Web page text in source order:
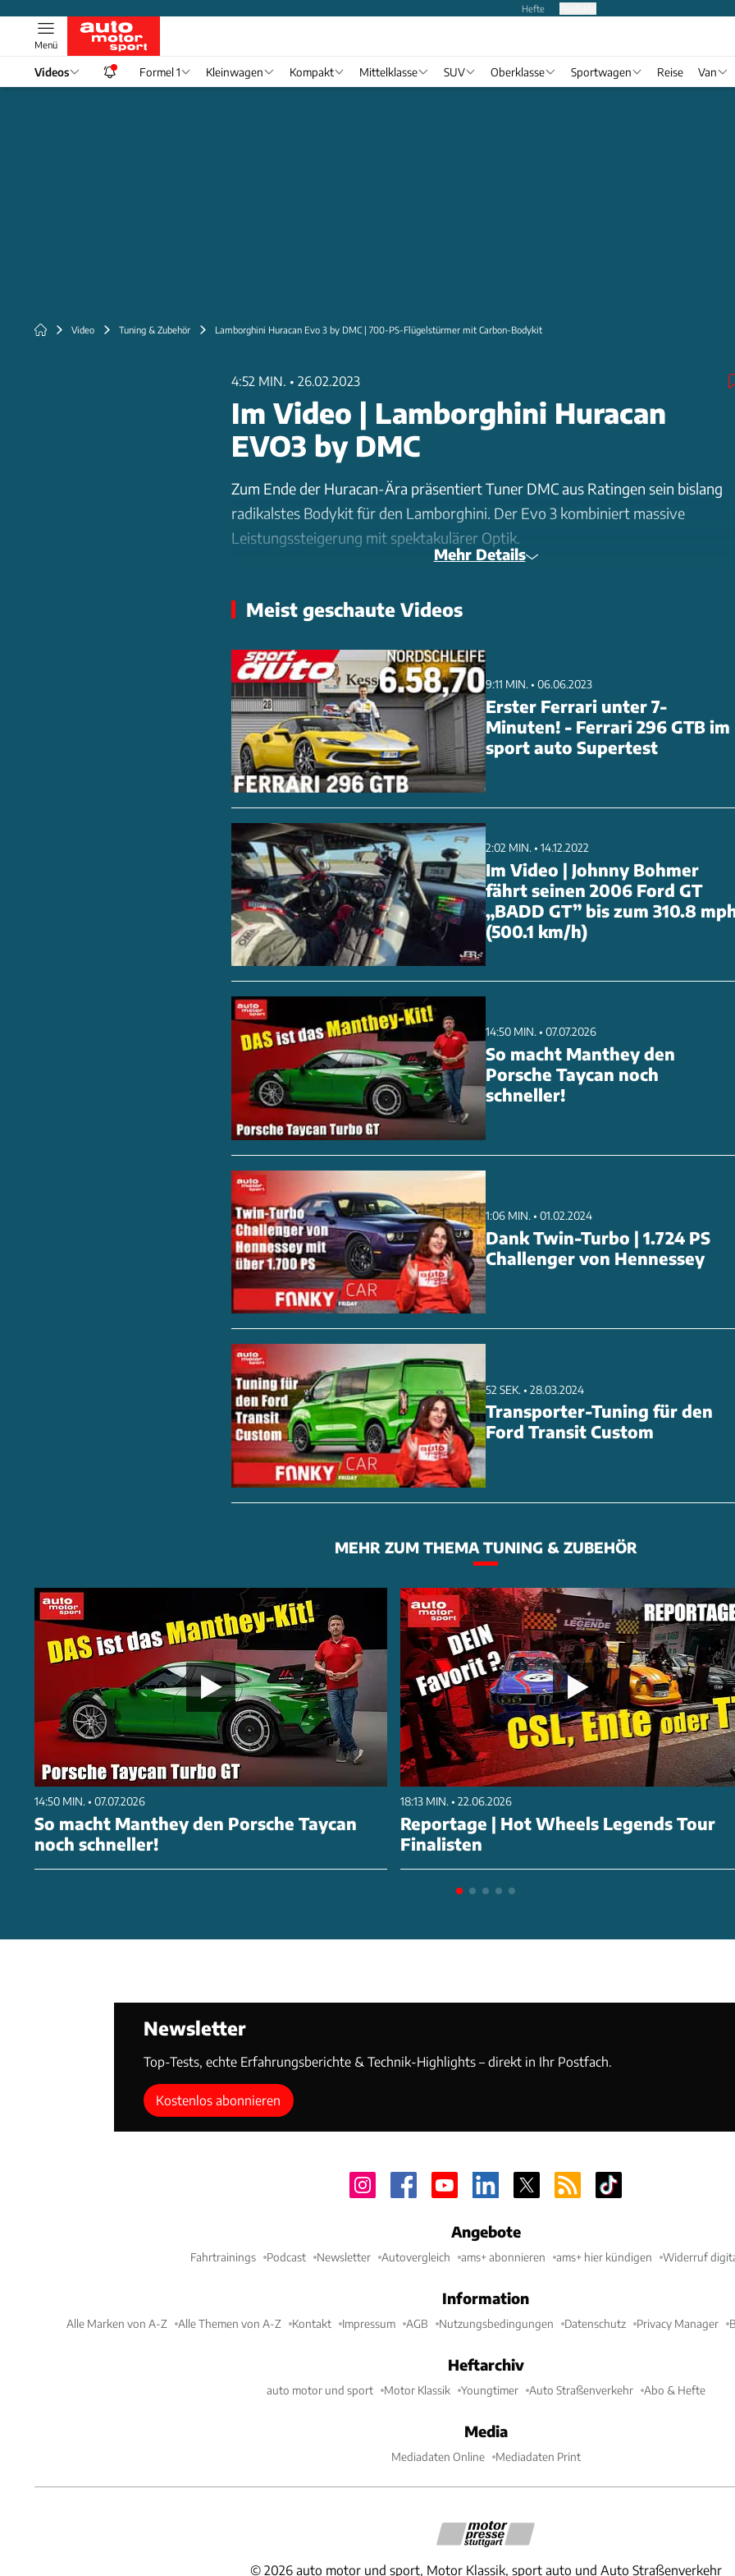
Hefte
Menü
Videos Formel 1 Kleinwagen Kompakt Mittelklasse SUV Oberklasse Sportwagen Reise Van
Video Tuning & Zubehör Lamborghini Huracan Evo 3 by DMC | 700-PS-Flügelstürmer mit Carbon-Bodykit
4:52 MIN. • 26.02.2023
Im Video | Lamborghini Huracan
EVO3 by DMC
Zum Ende der Huracan-Ära präsentiert Tuner DMC aus Ratingen sein bislang
radikalstes Bodykit für den Lamborghini. Der Evo 3 kombiniert massive
Leistungssteigerung mit spektakulärer Optik.
Abgasanlage. Das Ergebnis: 700 PS und ein noch intensiverer Sound. Optisch
verfügt über Luftkanäle, ist aber alltagstauglicher als das Original. Zusätzliche
Carbon-Luftführungen auf der Motorhaube verbessern die Kühlung.
Das Highlight ist der 1,75 Meter breite Heckflügel aus Carbon, der nach FIA-
Vorgaben konstruiert wurde. Er sorgt für maximalen Abtrieb und Stabilität bei
hohen Geschwindigkeiten. Die Lackierung in Lime Green setzt einen markanten
Kontrast zu de
Mehr Details
Meist geschaute Videos
9:11 MIN. • 06.06.2023
Erster Ferrari unter 7-
Minuten! - Ferrari 296 GTB im
sport auto Supertest
2:02 MIN. • 14.12.2022
Im Video | Johnny Bohmer
fährt seinen 2006 Ford GT
„BADD GT” bis zum 310.8
(500.1 km/h)
14:50 MIN. • 07.07.2026
So macht Manthey den
Porsche Taycan noch
schneller!
1:06 MIN. • 01.02.2024
Dank Twin-Turbo | 1.724 PS
Challenger von Hennessey
52 SEK. • 28.03.2024
Transporter-Tuning für den
Ford Transit Custom
MEHR ZUM THEMA TUNING & ZUBEHÖR
14:50 MIN. • 07.07.2026
So macht Manthey den Porsche Taycan
noch schneller!
18:13 MIN. • 22.06.2026
Reportage | Hot Wheels Legends Tour
Finalisten
Newsletter
Top-Tests, echte Erfahrungsberichte & Technik-Highlights – direkt in Ihr Postfach.
Kostenlos abonnieren
Angebote
Fahrtrainings Podcast Newsletter Autovergleich ams+ abonnieren ams+ hier kündigen Widerruf
Information
Alle Marken von A-Z Alle Themen von A-Z Kontakt Impressum AGB Nutzungsbedingungen Datenschutz Privacy Manager
Heftarchiv
auto motor und sport Motor Klassik Youngtimer Auto Straßenverkehr Abo & Hefte
Media
Mediadaten Online Mediadaten Print
© 2026 auto motor und sport, Motor Klassik, sport auto und Auto Straßenverkehr